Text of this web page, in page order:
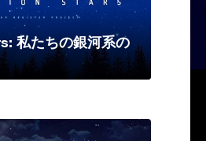
私たちの銀河系の